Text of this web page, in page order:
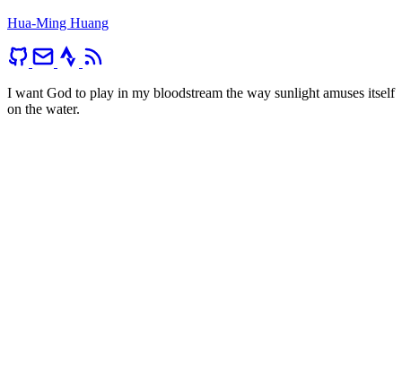
Hua-Ming Huang
I want God to play in my bloodstream the way sunlight amuses itself
on the water.